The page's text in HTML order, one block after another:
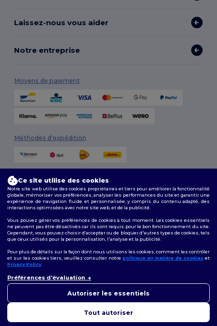
Laissez-nous vous aider
Notre entreprise
Moyens de paiement
Méthodes d'expédition
Conditions Générales|Politique de personnalisation |Politique de
Confidentialité
Suivez-nous
Bruxelles|Anvers|Mortsel|Malines|Lierre|Turnhout|Geel|
Hoogstraten |Bruges
Ce site utilise des cookies
Notre site web utilise des cookies propriétaires et tiers pour améliorer la fonctionnalité
globale, mémoriser vos préférences, analyser les performances du site et garantir une
expérience de navigation fluide et personnalisée, y compris du contenu adapté, des
interactions optimisées avec notre site web, et de la publicité.
Vous pouvez gérer vos préférences de cookies à tout moment. Les cookies essentiels
ne peuvent pas être désactivés car ils sont requis pour le bon fonctionnement du site.
Cependant, vous pouvez choisir d’accepter ou de bloquer d'autres types de cookies, tels
que ceux utilisés pour la personnalisation, l'analyse et la publicité.
Pour plus de détails sur la façon dont nous utilisons les cookies, comment les contrôler
et sur les cookies tiers, veuillez consulter notre politique en matière de cookies et
Privacy Policy.
Préférences d'évaluation
Autoriser les essentiels
Tout autoriser
pouvez nous contacter à tout
pour vous aider.